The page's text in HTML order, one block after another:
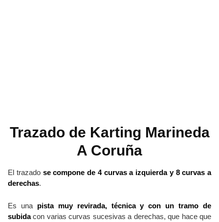
Trazado de Karting Marineda
A Coruña
El trazado se compone de 4 curvas a izquierda y 8 curvas a
derechas.
Es una pista muy revirada, técnica y con un tramo de
subidacon varias curvas sucesivas a derechas, que hace que